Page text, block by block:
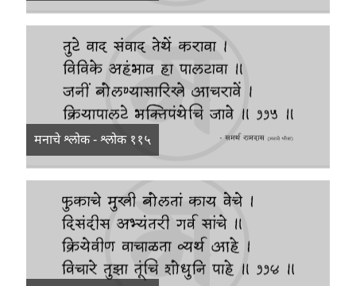
मनाचे श्लोक - श्लोक ११५